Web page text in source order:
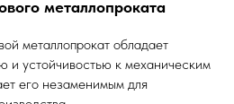
металлопроката
металлопрокат обладает
и устойчивостью к механическим
его незаменимым для